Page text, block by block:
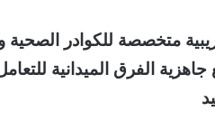
متخصصة للكوادر الصحية
جاهزية الفرق الميدانية